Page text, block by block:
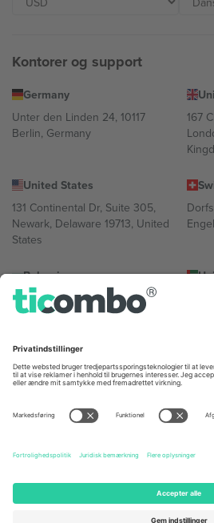
Kontorer og support
Germany
Unter den Linden 24, 10117
Berlin, Germany
167
United States
131 Continental Dr, Suite 305,
Newark, Delaware 19713, United
States
Bulgaria
Regus Sofia City West, bul
Totleben 53-55, 1606 Sofia,
Mexico
Av Chapultepec 360, Roma
Norte, Cuauhtémoc, 06700
Ciudad de México, CDMX,
sted, begivenhed og/eller domæne. For
begivenhedsside, tryk og vilkår.,
Ticombo. Alle rettigheder forbeholdes.